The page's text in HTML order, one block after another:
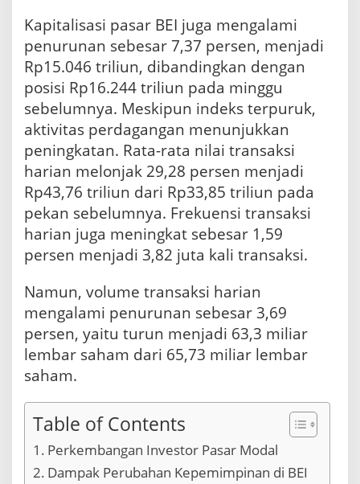
r
b
a
h
Kapitalisasi pasar BEI juga mengalami
penurunan sebesar 7,37 persen, menjadi
Rp15.046 triliun, dibandingkan dengan
posisi Rp16.244 triliun pada minggu
sebelumnya. Meskipun indeks terpuruk,
aktivitas perdagangan menunjukkan
peningkatan. Rata-rata nilai transaksi
harian melonjak 29,28 persen menjadi
Rp43,76 triliun dari Rp33,85 triliun pada
pekan sebelumnya. Frekuensi transaksi
harian juga meningkat sebesar 1,59
persen menjadi 3,82 juta kali transaksi.
Namun, volume transaksi harian
mengalami penurunan sebesar 3,69
persen, yaitu turun menjadi 63,3 miliar
lembar saham dari 65,73 miliar lembar
saham.
Table of Contents
Perkembangan Investor Pasar Modal
Dampak Perubahan Kepemimpinan di BEI